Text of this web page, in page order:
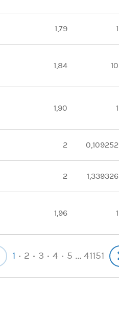
1,79 1
1,84 10
1,90 1
2 0,109252
2 1,339326
1,96 1
1 2 3 4 5 ... 41151